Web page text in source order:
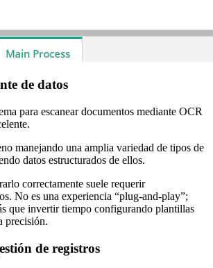
de datos
para escanear documentos mediante OCR
manejando una amplia variedad de tipos de
datos estructurados de ellos.
correctamente suele requerir
No es una experiencia “plug-and-play”;
que invertir tiempo configurando plantillas
precisión.
de registros